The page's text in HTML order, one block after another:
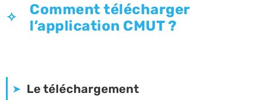
Comment télécharger
l’application CMUT ?
Le téléchargement